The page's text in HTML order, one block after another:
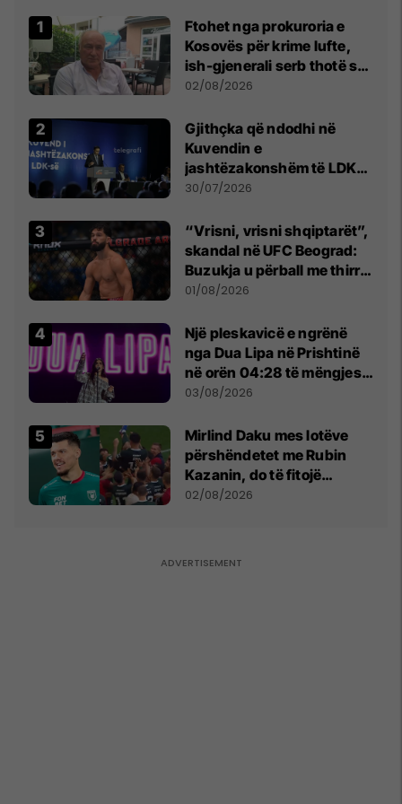
Ftohet nga prokuroria e
Kosovës për krime lufte,
ish-gjenerali serb thotë se
dikush e tradhtoi në
02/08/2026
Gjithçka që ndodhi në
Kuvendin e
jashtëzakonshëm të LDK-
së
30/07/2026
“Vrisni, vrisni shqiptarët”,
skandal në UFC Beograd:
Buzukja u përball me thirrje
anti-shqiptare nga
01/08/2026
Një pleskavicë e ngrënë
nga Dua Lipa në Prishtinë
në orën 04:28 të mëngjesit
- dhe bota digjitale serbe
03/08/2026
Mirlind Daku mes lotëve
përshëndetet me Rubin
Kazanin, do të fitojë
miliona te Spartak Moska
02/08/2026